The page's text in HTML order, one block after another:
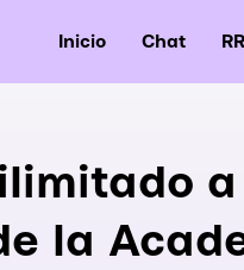
Inicio Chat
a
la